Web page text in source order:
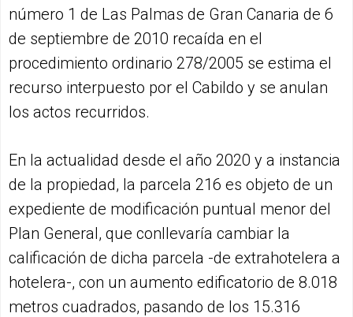
número 1 de Las Palmas de Gran Canaria de 6
de septiembre de 2010 recaída en el
procedimiento ordinario 278/2005 se estima el
recurso interpuesto por el Cabildo y se anulan
los actos recurridos.
En la actualidad desde el año 2020 y a instancia
de la propiedad, la parcela 216 es objeto de un
expediente de modificación puntual menor del
Plan General, que conllevaría cambiar la
calificación de dicha parcela -de extrahotelera a
hotelera-, con un aumento edificatorio de 8.018
metros cuadrados, pasando de los 15.316